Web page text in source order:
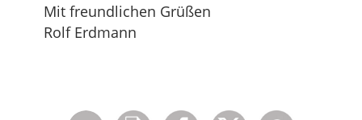
Mit freundlichen Grüßen
Rolf Erdmann